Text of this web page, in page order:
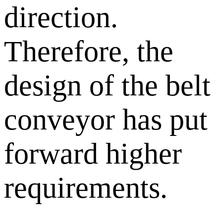
direction.
Therefore, the
design of the belt
conveyor has put
forward higher
requirements.